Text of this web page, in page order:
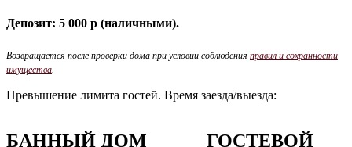
Депозит: 5 000 р (наличными).
Возвращается после проверки дома при условии соблюдения правил и сохранности
имущества
Превышение лимита гостей. Время заезда/выезда:
БАННЫЙ ДОМ
ГОСТЕВОЙ